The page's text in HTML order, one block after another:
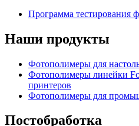
Программа тестирования
Наши продукты
Фотополимеры для
Фотополимеры линейки
принтеров
Фотополимеры для
Постобработка